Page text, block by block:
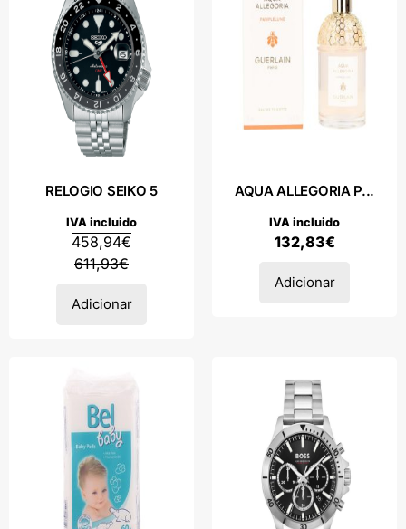
RELOGIO SEIKO 5
611,93€
458,94€
IVA incluido
Adicionar
AQUA ALLEGORIA P...
132,83€
IVA incluido
Adicionar